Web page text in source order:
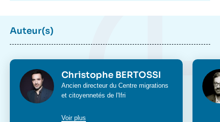
Auteur(s)
Photo Christophe BERTOSSI
Intitulé
du
Ancien directeur du Centre migrations
et citoyennetés de l'Ifri
Voir plus